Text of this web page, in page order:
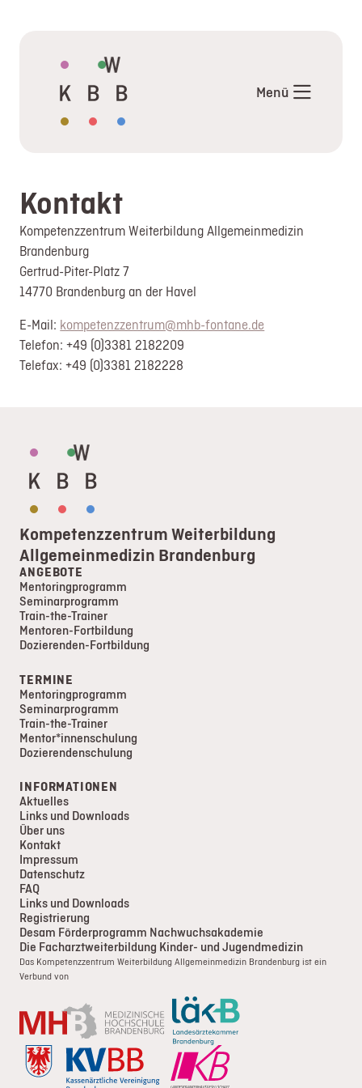
Menü
Aktuelles
Angebote
Termine
Mentor*innen im KW-BB
Weiterbildung Pädiatrie
Externe
Veranstaltungshinweise
Links und Downloads
FAQ
Über uns
Kontakt
Login
Impressum
Datenschutz
Kontakt
Kompetenzzentrum Weiterbildung Allgemeinmedizin
Brandenburg
Gertrud-Piter-Platz 7
14770 Brandenburg an der Havel
E-Mail: kompetenzzentrum@mhb-fontane.de
Telefon: +49 (0)3381 2182209
Telefax: +49 (0)3381 2182228
Kompetenzzentrum Weiterbildung
Allgemeinmedizin Brandenburg
ANGEBOTE
Mentoringprogramm
Seminarprogramm
Train-the-Trainer
Mentoren-Fortbildung
Dozierenden-Fortbildung
TERMINE
Mentoringprogramm
Seminarprogramm
Train-the-Trainer
Mentor*innenschulung
Dozierendenschulung
INFORMATIONEN
Aktuelles
Links und Downloads
Über uns
Kontakt
Impressum
Datenschutz
FAQ
Links und Downloads
Registrierung
Desam Förderprogramm Nachwuchsakademie
Die Facharztweiterbildung Kinder- und Jugendmedizin
Das Kompetenzzentrum Weiterbildung Allgemeinmedizin Brandenburg ist ein
Verbund von